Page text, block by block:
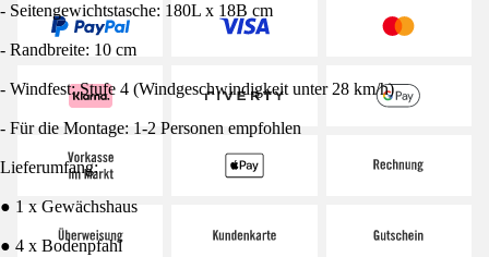
- Seitengewichtstasche: 180L x 18B cm
- Randbreite: 10 cm
- Windfest: Stufe 4 (Windgeschwindigkeit unter 28 km/h)
- Für die Montage: 1-2 Personen empfohlen
Lieferumfang:
● 1 x Gewächshaus
● 4 x Bodenpfahl